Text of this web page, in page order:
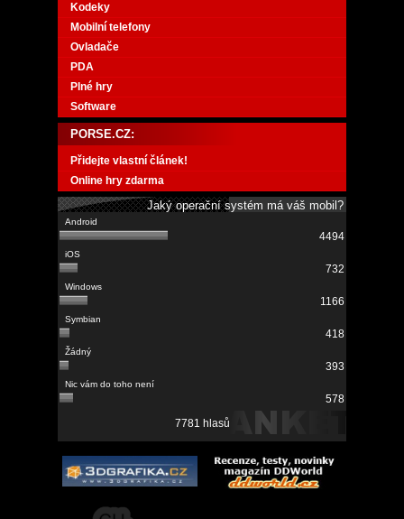
Kodeky
Mobilní telefony
Ovladače
PDA
Plné hry
Software
PORSE.CZ:
Přidejte vlastní článek!
Online hry zdarma
Jaký operační systém má váš mobil?
4494
732
1166
418
393
578
7781 hlasů